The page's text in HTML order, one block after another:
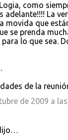
como
adelante!!!! La
movida que
se prenda
lo que sea.
de la
de 2009 a las